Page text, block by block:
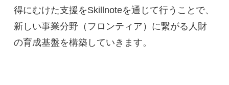
得にむけた支援をSkillnoteを通じて行うことで、
新しい事業分野（フロンティア）に繋がる人財
の育成基盤を構築していきます。